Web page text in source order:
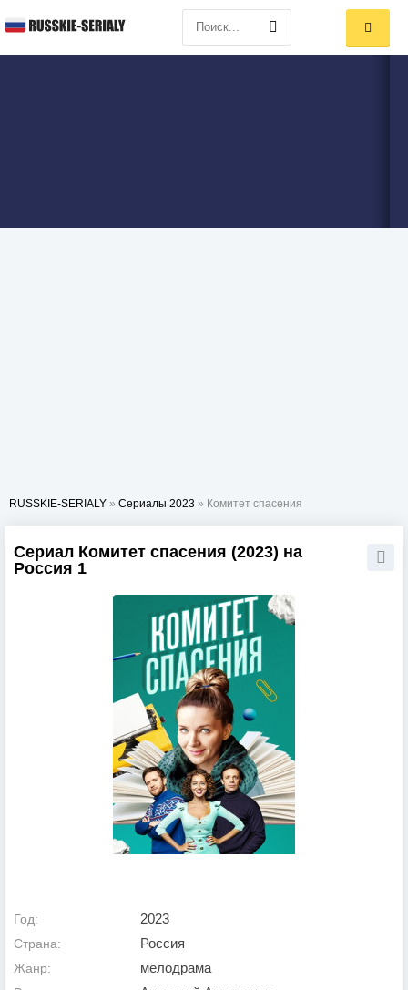
RUSSKIE-SERIALY » Сериалы 2023 » Комитет спасения
Сериал Комитет спасения (2023) на
Россия 1
Год: 2023
Страна: Россия
Жанр: мелодрама